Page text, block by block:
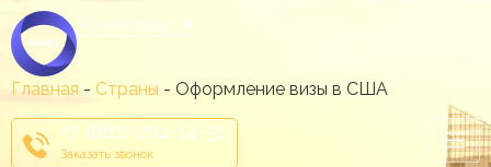
Краснодар
+7 (861) 204-14-51
Заказать звонок
Главная - Страны - Оформление визы в США